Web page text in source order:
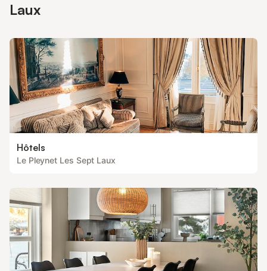
Laux
Hôtels
Le Pleynet Les Sept Laux